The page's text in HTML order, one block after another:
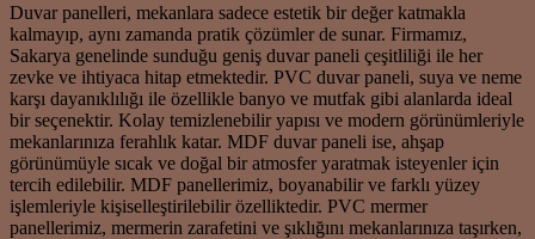
Duvar panelleri, mekanlara sadece estetik bir değer katmakla
kalmayıp, aynı zamanda pratik çözümler de sunar. Firmamız,
Sakarya genelinde sunduğu geniş duvar paneli çeşitliliği ile her
zevke ve ihtiyaca hitap etmektedir. PVC duvar paneli, suya ve neme
karşı dayanıklılığı ile özellikle banyo ve mutfak gibi alanlarda ideal
bir seçenektir. Kolay temizlenebilir yapısı ve modern görünümleriyle
mekanlarınıza ferahlık katar. MDF duvar paneli ise, ahşap
görünümüyle sıcak ve doğal bir atmosfer yaratmak isteyenler için
tercih edilebilir. MDF panellerimiz, boyanabilir ve farklı yüzey
işlemleriyle kişiselleştirilebilir özelliktedir. PVC mermer
panellerimiz, mermerin zarafetini ve şıklığını mekanlarınıza taşırken,